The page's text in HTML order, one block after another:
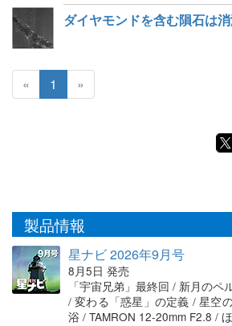
« 1 »
製品情報
星ナビ 2026年9月号
8月5日 発売
「宇宙兄弟」最終回 / 新月のペ
/ 変わる「惑星」の定義 / 星空
浴 / TAMRON 12-20mm F2.8 /